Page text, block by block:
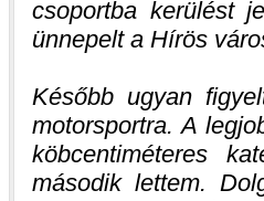
csoportba kerülést
ünnepelt a Hírös
Később ugyan
motorsportra. A
köbcentiméteres
második lettem.